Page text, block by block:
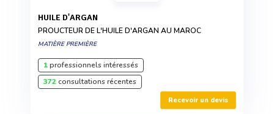
HUILE D'ARGAN
PROUCTEUR DE L'HUILE D'ARGAN AU MAROC
MATIÈRE PREMIÈRE
1professionnels intéressés
372consultations récentes
Recevoir un devis